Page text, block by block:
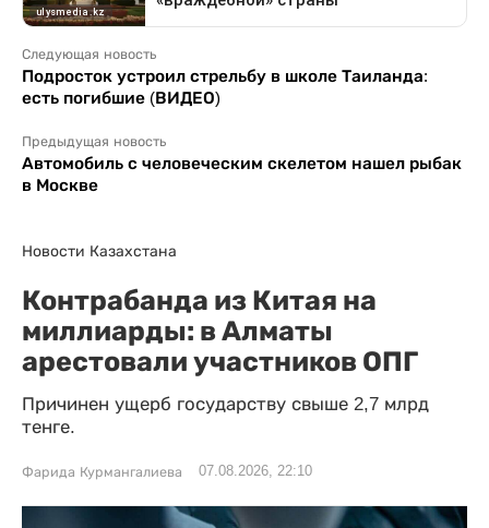
Следующая новость
Подросток устроил стрельбу в школе Таиланда:
есть погибшие (ВИДЕО)
Предыдущая новость
Автомобиль с человеческим скелетом нашел рыбак
в Москве
Новости Казахстана
Контрабанда из Китая на
миллиарды: в Алматы
арестовали участников ОПГ
Причинен ущерб государству свыше 2,7 млрд
тенге.
Фарида Курмангалиева 07.08.2026, 22:10